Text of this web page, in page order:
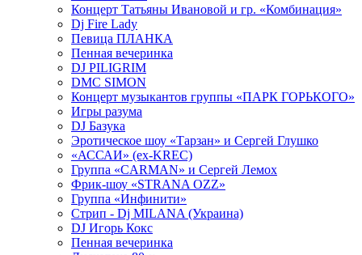
Концерт Татьяны Ивановой и гр. «Комбинация»
Dj Fire Lady
Певица ПЛАНКА
Пенная вечеринка
DJ PILIGRIM
DMC SIMON
Концерт музыкантов группы «ПАРК ГОРЬКОГО»
Игры разума
DJ Базука
Эротическое шоу «Тарзан» и Сергей Глушко
«АССАИ» (ex-KREC)
Группа «CARMAN» и Сергей Лемох
Фрик-шоу «STRANA OZZ»
Группа «Инфинити»
Стрип - Dj MILANA (Украина)
DJ Игорь Кокс
Пенная вечеринка